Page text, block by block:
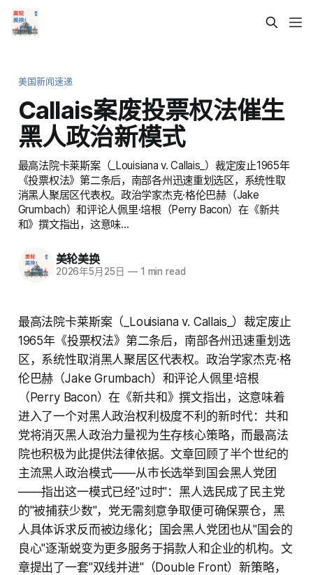
美国新闻速递
Callais案废投票权法催生
黑人政治新模式
最高法院卡莱斯案（_Louisiana v. Callais_）裁定废止1965年
《投票权法》第二条后，南部各州迅速重划选区，系统性取
消黑人聚居区代表权。政治学家杰克·格伦巴赫（Jake
Grumbach）和评论人佩里·培根（Perry Bacon）在《新共
和》撰文指出，这意味…
美轮美换
2026年5月25日 —1 min read
最高法院卡莱斯案（_Louisiana v. Callais_）裁定废止
1965年《投票权法》第二条后，南部各州迅速重划选
区，系统性取消黑人聚居区代表权。政治学家杰克·格
伦巴赫（Jake Grumbach）和评论人佩里·培根
（Perry Bacon）在《新共和》撰文指出，这意味着
进入了一个对黑人政治权利极度不利的新时代：共和
党将消灭黑人政治力量视为生存核心策略，而最高法
院也积极为此提供法律依据。文章回顾了半个世纪的
主流黑人政治模式——从市长选举到国会黑人党团
——指出这一模式已经"过时"：黑人选民成了民主党
的"被捕获少数"，党无需刻意争取便可确保票仓，黑
人具体诉求反而被边缘化；国会黑人党团也从"国会的
良心"逐渐蜕变为更多服务于捐款人和企业的机构。文
章提出了一套"双线并进"（Double Front）新策略，